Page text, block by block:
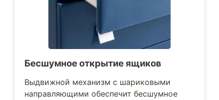
Бесшумное открытие ящиков
Выдвижной механизм с шариковыми
направляющими обеспечит бесшумное